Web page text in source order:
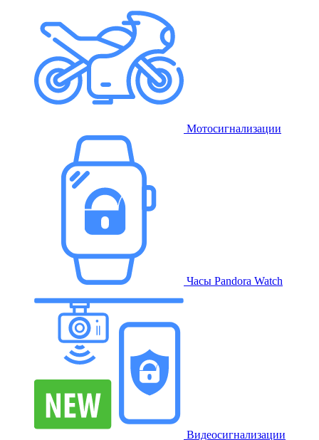
Мотосигнализации
Часы Pandora Watch
Видеосигнализации